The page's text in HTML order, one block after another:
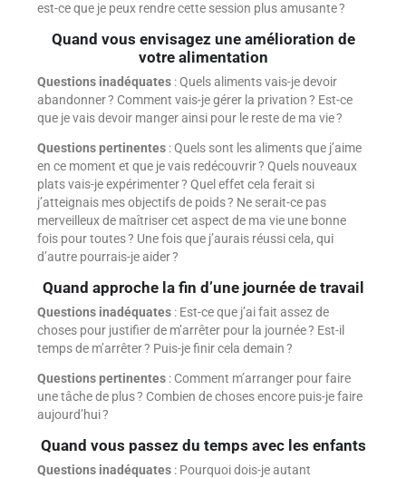
est-ce que je peux rendre cette session plus amusante ?
Quand vous envisagez une amélioration de
votre alimentation
Questions inadéquates : Quels aliments vais-je devoir
abandonner ? Comment vais-je gérer la privation ? Est-ce
que je vais devoir manger ainsi pour le reste de ma vie ?
Questions pertinentes : Quels sont les aliments que j’aime
en ce moment et que je vais redécouvrir ? Quels nouveaux
plats vais-je expérimenter ? Quel effet cela ferait si
j’atteignais mes objectifs de poids ? Ne serait-ce pas
merveilleux de maîtriser cet aspect de ma vie une bonne
fois pour toutes ? Une fois que j’aurais réussi cela, qui
d’autre pourrais-je aider ?
Quand approche la fin d’une journée de travail
Questions inadéquates : Est-ce que j’ai fait assez de
choses pour justifier de m’arrêter pour la journée ? Est-il
temps de m’arrêter ? Puis-je finir cela demain ?
Questions pertinentes : Comment m’arranger pour faire
une tâche de plus ? Combien de choses encore puis-je faire
aujourd’hui ?
Quand vous passez du temps avec les enfants
Questions inadéquates : Pourquoi dois-je autant